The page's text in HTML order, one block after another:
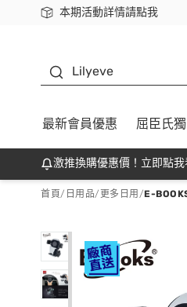
本期活動詳情請點我
下載app最高回饋$350
Lilyeve
最新會員優惠 屈臣氏
激推換購優惠價！立即點我
首頁/ 日用品/ 更多日用 /E-